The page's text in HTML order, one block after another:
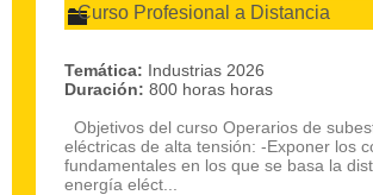
Curso Profesional a Distancia
Temática: Industrias 2026
Duración: 800 horas horas
Objetivos del curso Operarios de
eléctricas de alta tensión: -Exponer los
fundamentales en los que se basa la
energía eléct...